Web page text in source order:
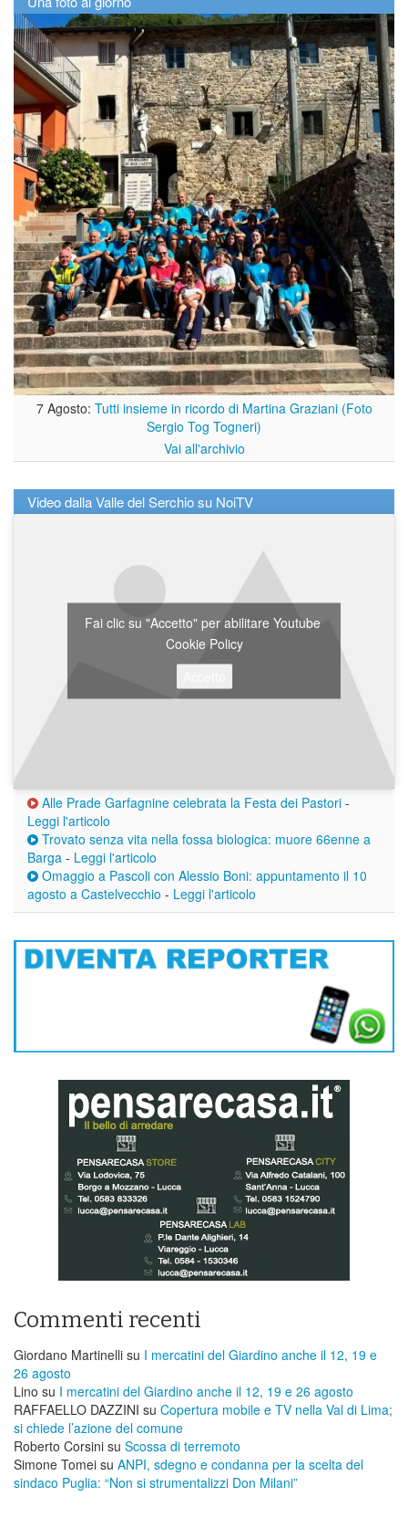
7 Agosto: Tutti insieme in ricordo di Martina Graziani (Foto
Sergio Tog Togneri)
Vai all'archivio
Video dalla Valle del Serchio su NoiTV
Fai clic su "Accetto" per abilitare Youtube
Cookie Policy
Alle Prade Garfagnine celebrata la Festa dei Pastori -
Leggi l'articolo
Trovato senza vita nella fossa biologica: muore 66enne a
Barga - Leggi l'articolo
Omaggio a Pascoli con Alessio Boni: appuntamento il 10
agosto a Castelvecchio - Leggi l'articolo
Commenti recenti
Giordano Martinelli su I mercatini del Giardino anche il 12, 19 e
26 agosto
Lino su I mercatini del Giardino anche il 12, 19 e 26 agosto
RAFFAELLO DAZZINI su ​Copertura mobile e TV nella Val di Lima;
si chiede l’azione del comune
Roberto Corsini su Scossa di terremoto
Simone Tomei su ANPI, sdegno e condanna per la scelta del
sindaco Puglia: “Non si strumentalizzi Don Milani”